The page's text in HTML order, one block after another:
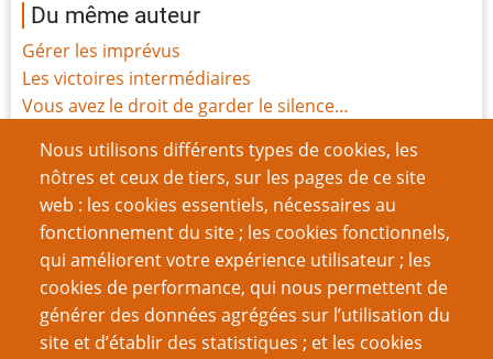
Nous utilisons différents types de cookies, les
nôtres et ceux de tiers, sur les pages de ce site
web : les cookies essentiels, nécessaires au
fonctionnement du site ; les cookies fonctionnels,
qui améliorent votre expérience utilisateur ; les
cookies de performance, qui nous permettent de
générer des données agrégées sur l’utilisation du
site et d’établir des statistiques ; et les cookies
Du même auteur
Gérer les imprévus
Les victoires intermédiaires
Vous avez le droit de garder le silence…
Blessures
Funérailles
Histoire des Points de Vie
Le festin de Javan
Les Pactes avec le Diable
Moralité et conséquences : les fondamentaux oubliés.
Pagination 1 Page
››